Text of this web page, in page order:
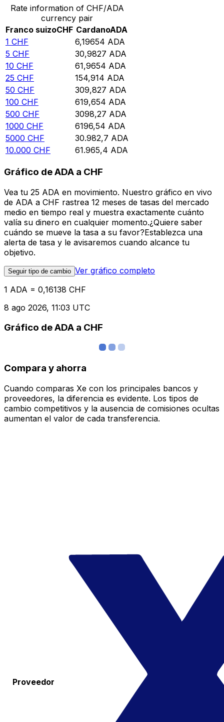
Rate information of CHF/ADA
currency pair
Franco suizoCHF CardanoADA
1 CHF 6,19654 ADA
5 CHF 30,9827 ADA
10 CHF 61,9654 ADA
25 CHF 154,914 ADA
50 CHF 309,827 ADA
100 CHF 619,654 ADA
500 CHF 3098,27 ADA
1000 CHF 6196,54 ADA
5000 CHF 30.982,7 ADA
10.000 CHF 61.965,4 ADA
Gráfico de ADA a CHF
Vea tu 25 ADA en movimiento. Nuestro gráfico en vivo
de ADA a CHF rastrea 12 meses de tasas del mercado
medio en tiempo real y muestra exactamente cuánto
valía su dinero en cualquier momento.¿Quiere saber
cuándo se mueve la tasa a su favor?Establezca una
alerta de tasa y le avisaremos cuando alcance tu
objetivo.
Seguir tipo de cambio Ver gráfico completo
1 ADA = 0,16138 CHF
8 ago 2026, 11:03 UTC
Gráfico de ADA a CHF
Compara y ahorra
Cuando comparas Xe con los principales bancos y
proveedores, la diferencia es evidente. Los tipos de
cambio competitivos y la ausencia de comisiones ocultas
aumentan el valor de cada transferencia.
Proveedor